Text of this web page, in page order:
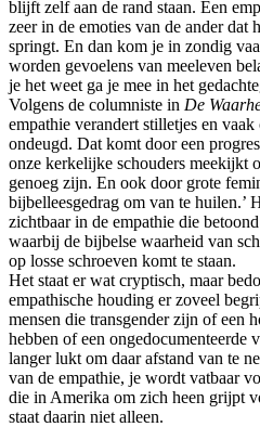
blijft zelf aan de rand staan. Een
zeer in de emoties van de ander
springt. En dan kom je in zondig
worden gevoelens van meeleven
je het weet ga je mee in het
Volgens de columniste in De
empathie verandert stilletjes en
ondeugd. Dat komt door een
onze kerkelijke schouders meekijkt
genoeg zijn. En ook door grote
bijbelleesgedrag om van te huilen.’
zichtbaar in de empathie die
waarbij de bijbelse waarheid van
op losse schroeven komt te staan.
Het staat er wat cryptisch, maar
empathische houding er zoveel
mensen die transgender zijn of een
hebben of een ongedocumenteerde
langer lukt om daar afstand van te
van de empathie, je wordt vatbaar
die in Amerika om zich heen grijpt
staat daarin niet alleen.